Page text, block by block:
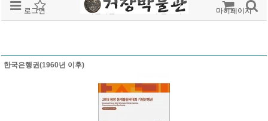
로그인 회원가입 주문조회 마이페이지
한국은행권(1960년 이후)